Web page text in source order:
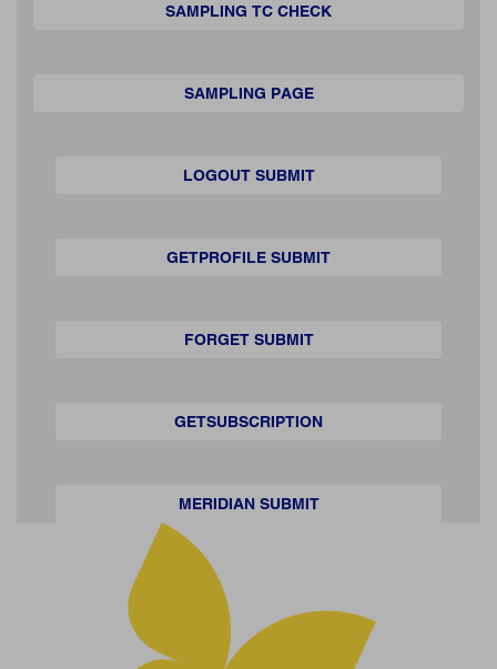
SAMPLING TC CHECK
SAMPLING PAGE
LOGOUT SUBMIT
GETPROFILE SUBMIT
FORGET SUBMIT
GETSUBSCRIPTION
MERIDIAN SUBMIT